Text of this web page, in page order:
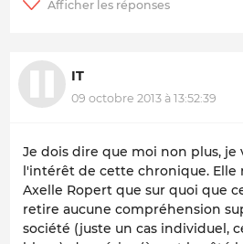
IT
09 octobre 2013 à 13:52:39
Je dois dire que moi non plus, je
l'intérêt de cette chronique. Elle
Axelle Ropert que sur quoi que
retire aucune compréhension
société (juste un cas individuel,